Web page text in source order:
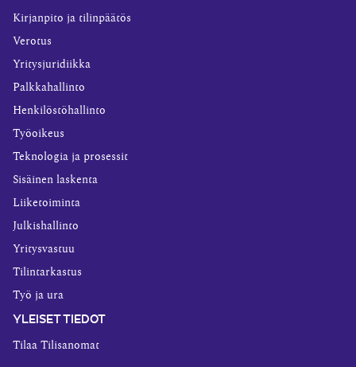
Kirjanpito ja tilinpäätös
Verotus
Yritysjuridiikka
Palkkahallinto
Henkilöstöhallinto
Työoikeus
Teknologia ja prosessit
Sisäinen laskenta
Liiketoiminta
Julkishallinto
Yritysvastuu
Tilintarkastus
Työ ja ura
YLEISET TIEDOT
Tilaa Tilisanomat